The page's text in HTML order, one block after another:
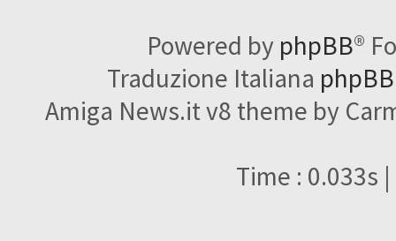
Powered by phpBB®
Traduzione Italiana
Amiga News.it v8 theme by
Time : 0.033s